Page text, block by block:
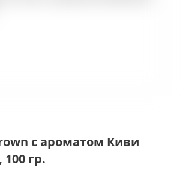
с ароматом Киви
гр.